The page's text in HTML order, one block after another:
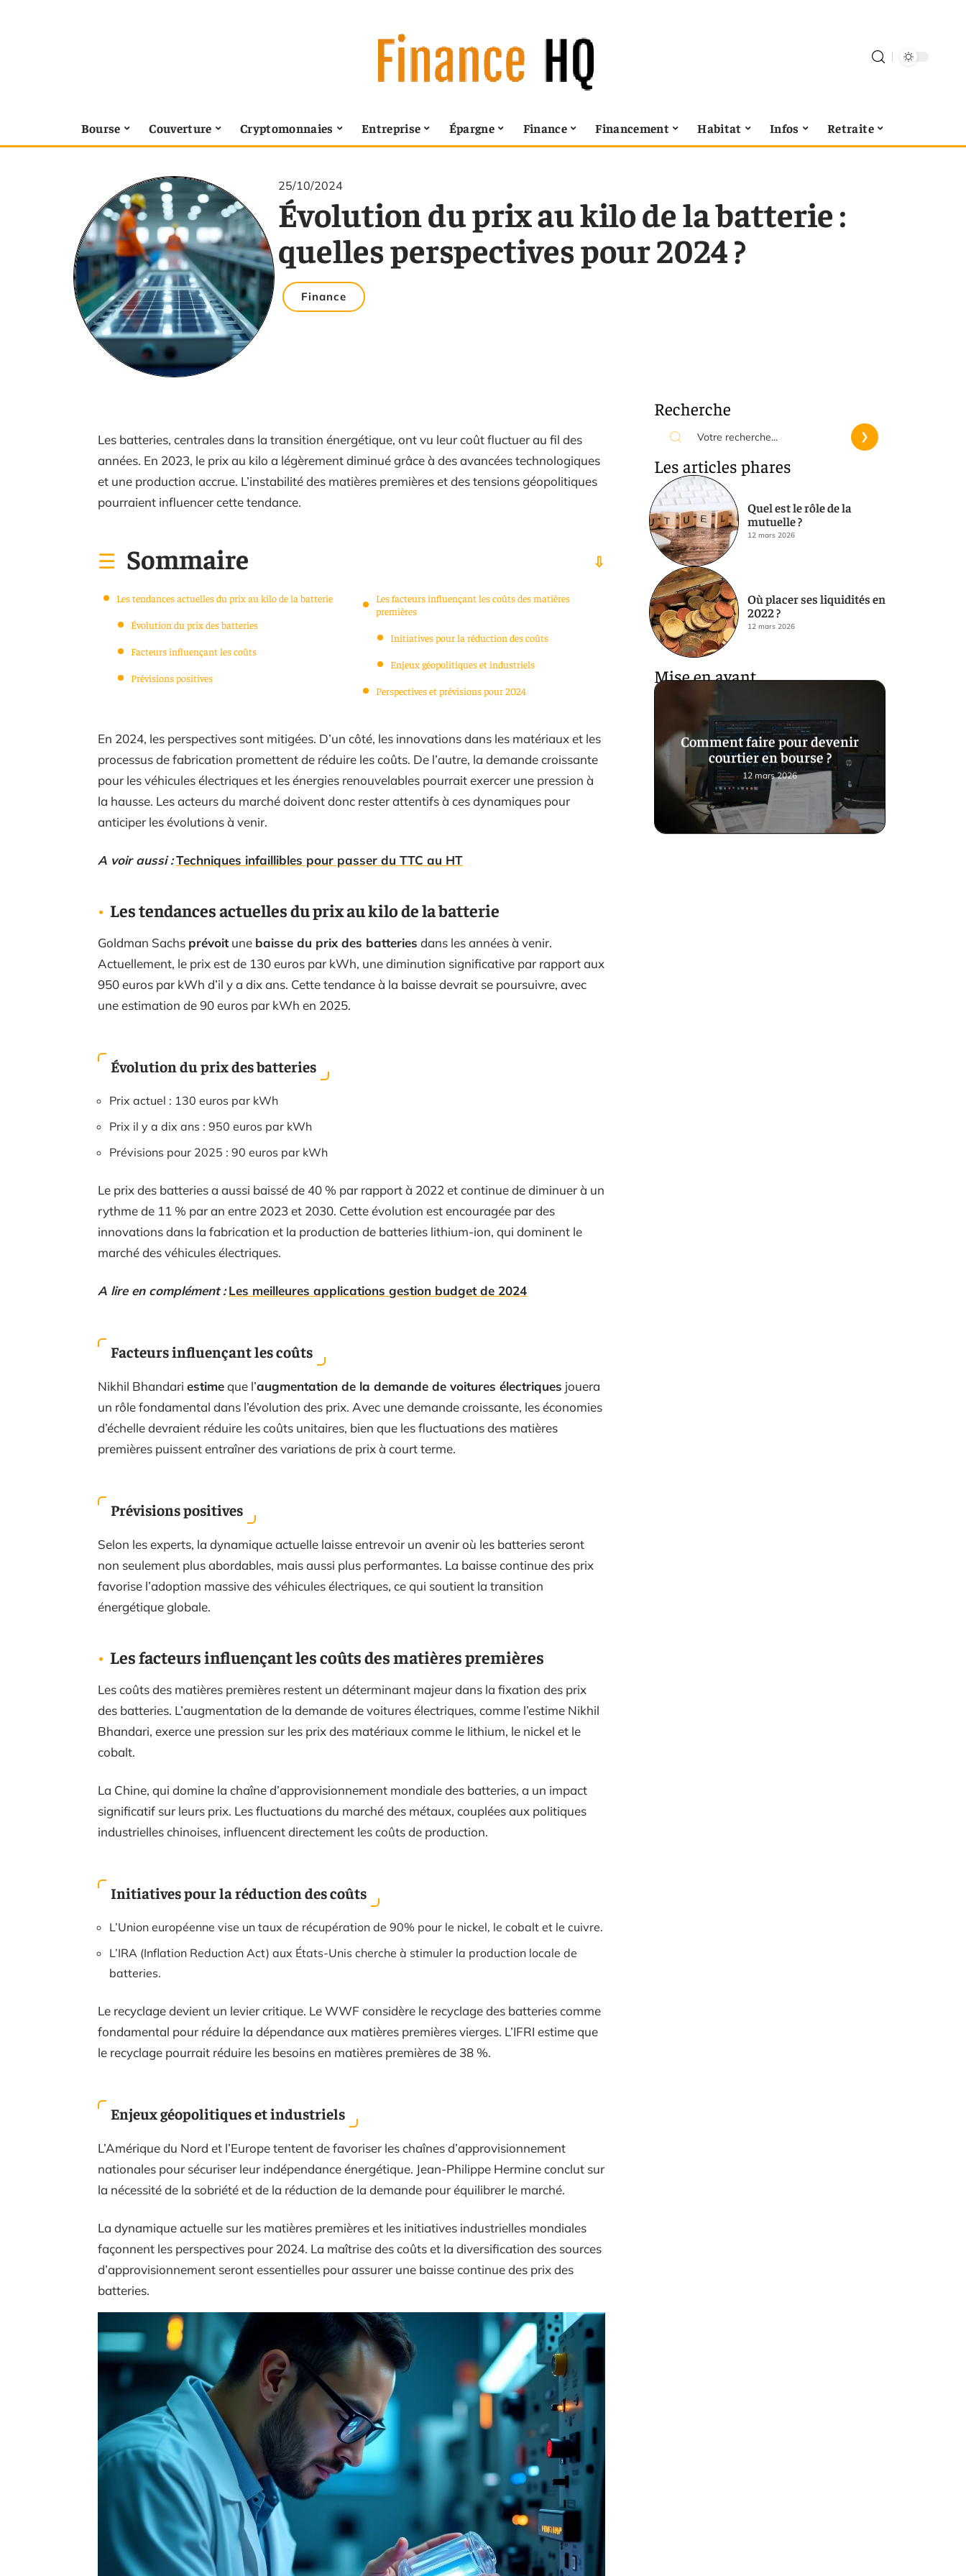
Bourse Couverture Cryptomonnaies Entreprise Épargne Finance Financement Habitat Infos Retraite
25/10/2024
Évolution du prix au kilo de la batterie :
quelles perspectives pour 2024 ?
Finance
Les batteries, centrales dans la transition énergétique, ont vu leur coût fluctuer au fil des
années. En 2023, le prix au kilo a légèrement diminué grâce à des avancées technologiques
et une production accrue. L’instabilité des matières premières et des tensions géopolitiques
pourraient influencer cette tendance.
Sommaire
Les tendances actuelles du prix au kilo de la batterie
Évolution du prix des batteries
Facteurs influençant les coûts
Prévisions positives
Les facteurs influençant les coûts des matières
premières
Initiatives pour la réduction des coûts
Enjeux géopolitiques et industriels
Perspectives et prévisions pour 2024
En 2024, les perspectives sont mitigées. D’un côté, les innovations dans les matériaux et les
processus de fabrication promettent de réduire les coûts. De l’autre, la demande croissante
pour les véhicules électriques et les énergies renouvelables pourrait exercer une pression à
la hausse. Les acteurs du marché doivent donc rester attentifs à ces dynamiques pour
anticiper les évolutions à venir.
A voir aussi :Techniques infaillibles pour passer du TTC au HT
Les tendances actuelles du prix au kilo de la batterie
Goldman Sachs prévoitune baisse du prix des batteries dans les années à venir.
Actuellement, le prix est de 130 euros par kWh, une diminution significative par rapport aux
950 euros par kWh d’il y a dix ans. Cette tendance à la baisse devrait se poursuivre, avec
une estimation de 90 euros par kWh en 2025.
Évolution du prix des batteries
Prix actuel : 130 euros par kWh
Prix il y a dix ans : 950 euros par kWh
Prévisions pour 2025 : 90 euros par kWh
Le prix des batteries a aussi baissé de 40 % par rapport à 2022 et continue de diminuer à un
rythme de 11 % par an entre 2023 et 2030. Cette évolution est encouragée par des
innovations dans la fabrication et la production de batteries lithium-ion, qui dominent le
marché des véhicules électriques.
A lire en complément : Les meilleures applications gestion budget de 2024
Facteurs influençant les coûts
Nikhil Bhandari estimeque l’augmentation de la demande de voitures électriques jouera
un rôle fondamental dans l’évolution des prix. Avec une demande croissante, les économies
d’échelle devraient réduire les coûts unitaires, bien que les fluctuations des matières
premières puissent entraîner des variations de prix à court terme.
Prévisions positives
Selon les experts, la dynamique actuelle laisse entrevoir un avenir où les batteries seront
non seulement plus abordables, mais aussi plus performantes. La baisse continue des prix
favorise l’adoption massive des véhicules électriques, ce qui soutient la transition
énergétique globale.
Les facteurs influençant les coûts des matières premières
Les coûts des matières premières restent un déterminant majeur dans la fixation des prix
des batteries. L’augmentation de la demande de voitures électriques, comme l’estime Nikhil
Bhandari, exerce une pression sur les prix des matériaux comme le lithium, le nickel et le
cobalt.
La Chine, qui domine la chaîne d’approvisionnement mondiale des batteries, a un impact
significatif sur leurs prix. Les fluctuations du marché des métaux, couplées aux politiques
industrielles chinoises, influencent directement les coûts de production.
Initiatives pour la réduction des coûts
L’Union européenne vise un taux de récupération de 90% pour le nickel, le cobalt et le cuivre.
L’IRA (Inflation Reduction Act) aux États-Unis cherche à stimuler la production locale de
batteries.
Le recyclage devient un levier critique. Le WWF considère le recyclage des batteries comme
fondamental pour réduire la dépendance aux matières premières vierges. L’IFRI estime que
le recyclage pourrait réduire les besoins en matières premières de 38 %.
Enjeux géopolitiques et industriels
L’Amérique du Nord et l’Europe tentent de favoriser les chaînes d’approvisionnement
nationales pour sécuriser leur indépendance énergétique. Jean-Philippe Hermine conclut sur
la nécessité de la sobriété et de la réduction de la demande pour équilibrer le marché.
La dynamique actuelle sur les matières premières et les initiatives industrielles mondiales
façonnent les perspectives pour 2024. La maîtrise des coûts et la diversification des sources
d’approvisionnement seront essentielles pour assurer une baisse continue des prix des
batteries.
Recherche
Les articles phares
Quel est le rôle de la
mutuelle ?
12 mars 2026
Où placer ses liquidités en
2022 ?
12 mars 2026
Mise en avant
Comment faire pour devenir
courtier en bourse ?
12 mars 2026